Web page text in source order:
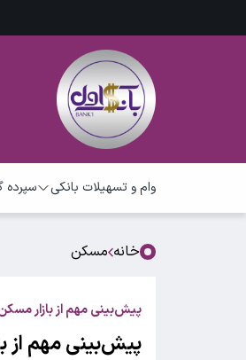
وام و تسهیلات بانکی سپرده
خانه مسکن
پیش‌بینی مهم از بازار
پیش‌بینی مهم از بازار مسکن در